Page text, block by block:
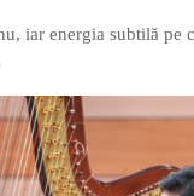
iar energia subtilă pe